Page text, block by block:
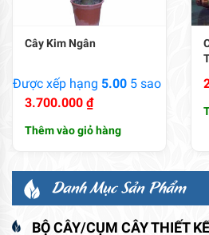
Cây Kim Ngân
Được xếp hạng 5.00 5 sao
3.700.000 ₫
Thêm vào giỏ hàng
Danh Mục Sản Phẩm
BỘ CÂY/CỤM CÂY THIẾT